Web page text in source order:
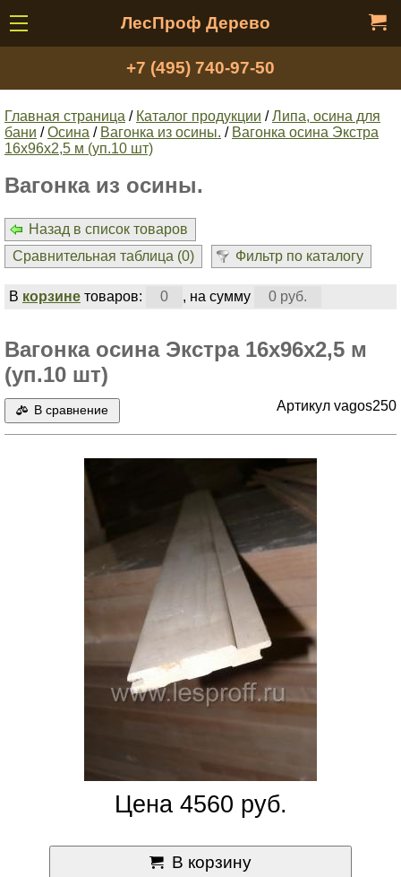
ЛесПроф Дерево
+7 (495) 740-97-50
Главная страница / Каталог продукции /Липа, осина для
бани /Осина / Вагонка из осины. / Вагонка осина Экстра
16х96х2,5 м (уп.10 шт)
Вагонка из осины.
Назад в список товаров
Сравнительная таблица (0) Фильтр по каталогу
В корзинетоваров: 0 , на сумму 0 руб.
Вагонка осина Экстра 16х96х2,5 м
(уп.10 шт)
В сравнение Артикул vagos250
Цена 4560 руб.
В корзину